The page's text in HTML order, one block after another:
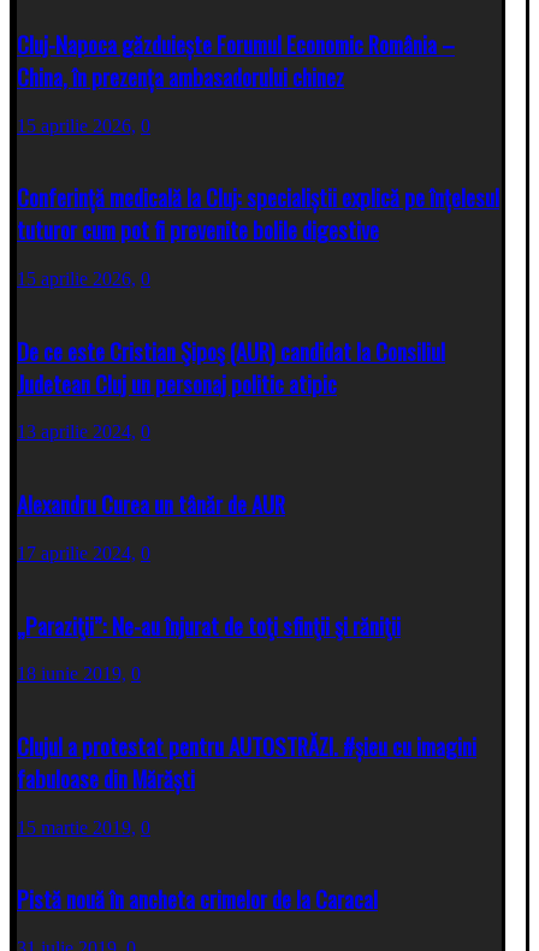
Cluj-Napoca găzduiește Forumul Economic România –
China, în prezența ambasadorului chinez
15 aprilie 2026, 0
Conferință medicală la Cluj: specialiștii explică pe înțelesul
tuturor cum pot fi prevenite bolile digestive
15 aprilie 2026, 0
De ce este Cristian Şipoş (AUR) candidat la Consiliul
Judetean Cluj un personaj politic atipic
13 aprilie 2024, 0
Alexandru Curea un tânăr de AUR
17 aprilie 2024, 0
„Paraziţii”: Ne-au înjurat de toţi sfinţii şi răniţii
18 iunie 2019, 0
Clujul a protestat pentru AUTOSTRĂZI. #șieu cu imagini
fabuloase din Mărăști
15 martie 2019, 0
Pistă nouă în ancheta crimelor de la Caracal